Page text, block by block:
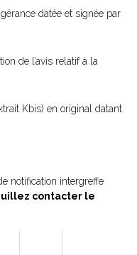
datée et signée par
de l’avis relatif à la
Kbis) en original datant
notification intergreffe
contacter le